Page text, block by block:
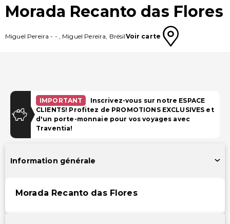
Morada Recanto das Flores
Miguel Pereira - - , Miguel Pereira, BrésilVoir carte
IMPORTANT
Inscrivez-vous sur notre ESPACE
CLIENTS! Profitez de PROMOTIONS EXCLUSIVES et
d'un porte-monnaie pour vos voyages avec
Traventia!
Information générale
Morada Recanto das Flores